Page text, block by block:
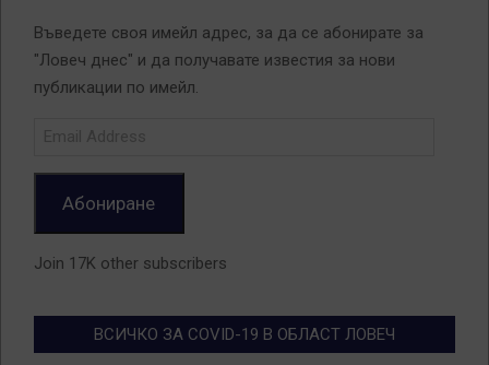
Въведете своя имейл адрес, за да се абонирате за
"Ловеч днес" и да получавате известия за нови
публикации по имейл.
Абониране
Join 17K other subscribers
ВСИЧКО ЗА COVID-19 В ОБЛАСТ ЛОВЕЧ